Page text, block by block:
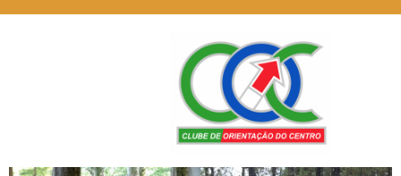
COC – CLUBE DE
ORIENTAÇÃO DO
CENTRO
Da floresta trazemos
muitas histórias para
contar, mas não deixamos
mais que algumas
pegadas